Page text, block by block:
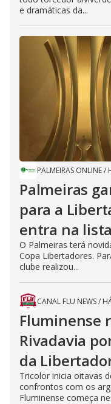
e dramáticas da...
PALMEIRAS ONLINE/
Palmeiras
para a
entra na lista
O Palmeiras terá
Copa Libertadores.
clube realizou...
CANAL FLU NEWS/
Fluminense
Rivadavia
da
Tricolor inicia oitavas
confrontos com os
Fluminense começa